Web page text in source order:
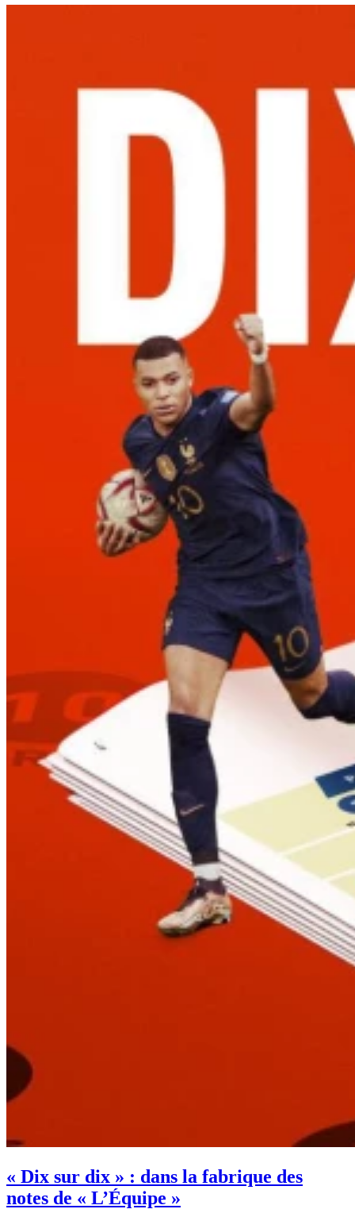
« Dix sur dix » : dans la fabrique des
notes de « L’Équipe »